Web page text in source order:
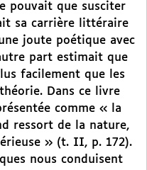
pouvait que susciter
sa carrière littéraire
joute poétique avec
part estimait que
facilement que les
Dans ce livre
comme « la
ressort de la nature,
» (t. II, p. 172).
nous conduisent